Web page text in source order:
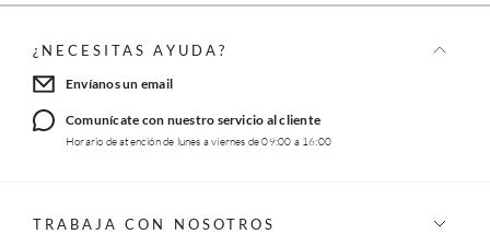
¿NECESITAS AYUDA?
Envíanos un email
Comunícate con nuestro servicio al cliente
Horario de atención de lunes a viernes de 09:00 a 16:00
TRABAJA CON NOSOTROS